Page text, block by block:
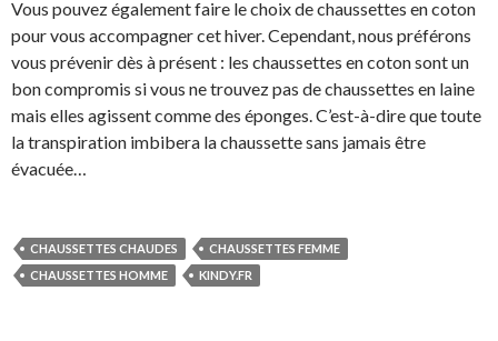
Vous pouvez également faire le choix de chaussettes en coton
pour vous accompagner cet hiver. Cependant, nous préférons
vous prévenir dès à présent : les chaussettes en coton sont un
bon compromis si vous ne trouvez pas de chaussettes en laine
mais elles agissent comme des éponges. C’est-à-dire que toute
la transpiration imbibera la chaussette sans jamais être
évacuée…
CHAUSSETTES CHAUDES
CHAUSSETTES FEMME
CHAUSSETTES HOMME
KINDY.FR